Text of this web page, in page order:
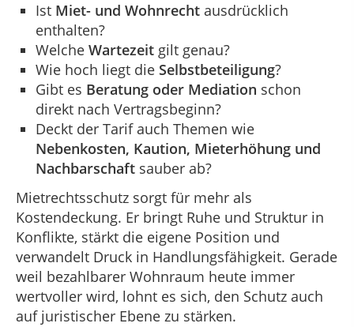
Ist Miet- und Wohnrecht ausdrücklich
enthalten?
Welche Wartezeit gilt genau?
Wie hoch liegt die Selbstbeteiligung?
Gibt es Beratung oder Mediation schon
direkt nach Vertragsbeginn?
Deckt der Tarif auch Themen wie
Nebenkosten, Kaution, Mieterhöhung und
Nachbarschaft sauber ab?
Mietrechtsschutz sorgt für mehr als
Kostendeckung. Er bringt Ruhe und Struktur in
Konflikte, stärkt die eigene Position und
verwandelt Druck in Handlungsfähigkeit. Gerade
weil bezahlbarer Wohnraum heute immer
wertvoller wird, lohnt es sich, den Schutz auch
auf juristischer Ebene zu stärken.